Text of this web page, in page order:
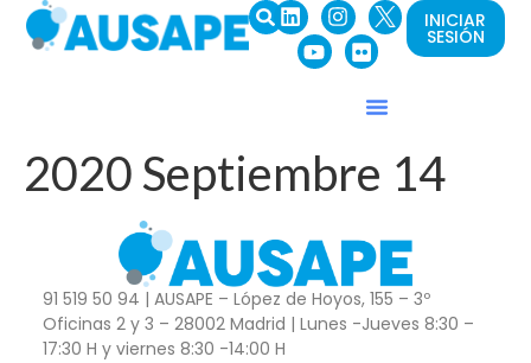
INICIAR
SESIÓN
2020 Septiembre 14
91 519 50 94 | AUSAPE – López de Hoyos, 155 – 3º
Oficinas 2 y 3 – 28002 Madrid | Lunes -Jueves 8:30 –
17:30 H y viernes 8:30 -14:00 H